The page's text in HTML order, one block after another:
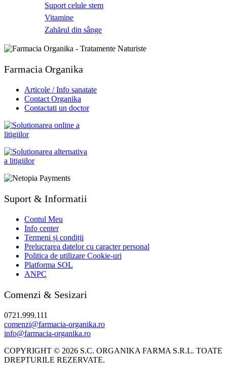
Suport celule stem
Vitamine
Zahărul din sânge
Farmacia Organika
Articole / Info sanatate
Contact Organika
Contactati un doctor
Suport & Informatii
Contul Meu
Info center
Termeni și condiții
Prelucrarea datelor cu caracter personal
Politica de utilizare Cookie-uri
Platforma SOL
ANPC
Comenzi & Sesizari
0721.999.111
comenzi@farmacia-organika.ro
info@farmacia-organika.ro
COPYRIGHT © 2026 S.C. ORGANIKA FARMA S.R.L. TOATE
DREPTURILE REZERVATE.